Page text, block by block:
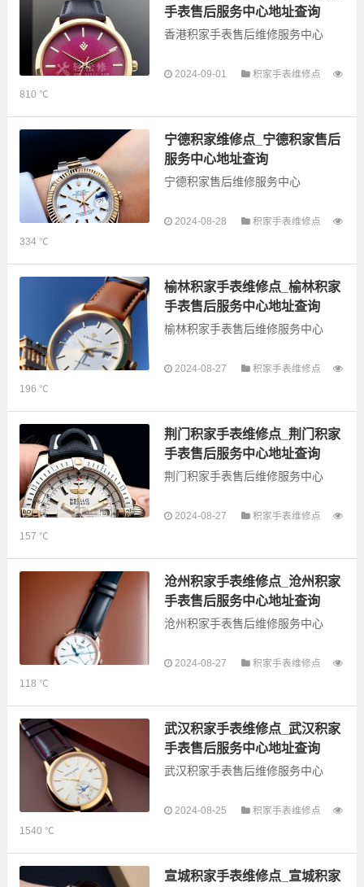
手表售后服务中心地址查询
香港积家手表售后维修服务中心
以下是古锋网为您整理的香港积家
的故障检测维修，手表保养等业
务，为了享受优质的...
2024-09-01
积家手表维修点
810 ℃
宁德积家维修点_宁德积家售后
服务中心地址查询
宁德积家售后维修服务中心
以下是古锋网为您整理的宁德积家
障检测维修，手表保养等业务，为
了享受优质的维修服务...
2024-08-28
积家手表维修点
334 ℃
榆林积家手表维修点_榆林积家
手表售后服务中心地址查询
榆林积家手表售后维修服务中心
以下是古锋网为您整理的榆林积家
的故障检测维修，手表保养等业
务，为了享受优质的...
2024-08-27
积家手表维修点
196 ℃
荆门积家手表维修点_荆门积家
手表售后服务中心地址查询
荆门积家手表售后维修服务中心
以下是古锋网为您整理的荆门积家
的故障检测维修，手表保养等业
务，为了享受优质的...
2024-08-27
积家手表维修点
157 ℃
沧州积家手表维修点_沧州积家
手表售后服务中心地址查询
沧州积家手表售后维修服务中心
以下是古锋网为您整理的沧州积家
的故障检测维修，手表保养等业
务，为了享受优质的...
2024-08-27
积家手表维修点
118 ℃
武汉积家手表维修点_武汉积家
手表售后服务中心地址查询
武汉积家手表售后维修服务中心
以下是古锋网为您整理的武汉积家
的故障检测维修，手表保养等业
务，为了享受优质的...
2024-08-25
积家手表维修点
1540 ℃
宣城积家手表维修点_宣城积家